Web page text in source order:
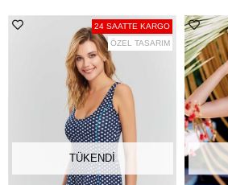
TÜKENDI
24 SAATTE KARGO
ÖZEL TASARIM